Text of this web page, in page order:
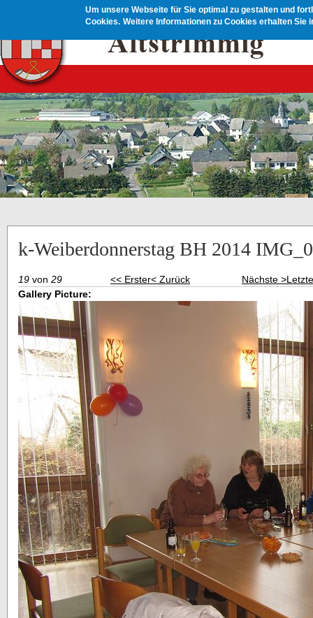
Um unsere Webseite für Sie optimal zu gestalten und
Cookies. Weitere Informationen zu Cookies erhalten Sie
k-Weiberdonnerstag BH 2014
19 von 29 << Erster< Zurück Nächste >
Gallery Picture: